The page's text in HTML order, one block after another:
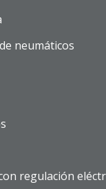
neumáticos
regulación